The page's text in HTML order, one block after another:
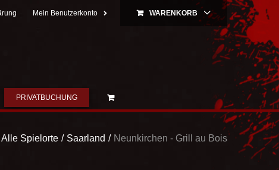
Mein Benutzerkonto WARENKORB
PRIVATBUCHUNG
Alle Spielorte Saarland Neunkirchen - Grill au Bois